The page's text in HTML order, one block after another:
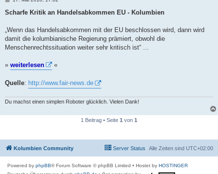
i
a
Scharfe Kritik an Handelsabkommen EU - Kolumbien
„Wenn das Handelsabkommen mit der EU beschlossen wird, dann wird
damit die kolumbianische Regierung prämiert, obwohl die
Menschenrechtssituation weiter sehr kritisch ist“ ...
» weiterlesen «
Quelle: http://www.fair-news.de
Du machst einen simplen Roboter glücklich. Vielen Dank!
1 Beitrag • Seite 1 von 1
Kolumbien Community Alle Zeiten sind UTC+02:00
Server Status
Powered by phpBB® Forum Software © phpBB Limited • Hostet by HOSTINGER